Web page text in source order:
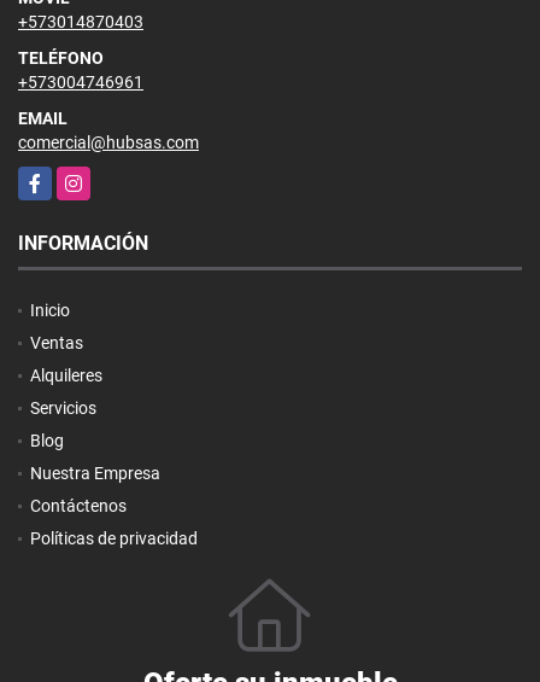
+573014870403
TELÉFONO
+573004746961
EMAIL
comercial@hubsas.com
FacebookInstagram
INFORMACIÓN
Inicio
Ventas
Alquileres
Servicios
Blog
Nuestra Empresa
Contáctenos
Políticas de privacidad